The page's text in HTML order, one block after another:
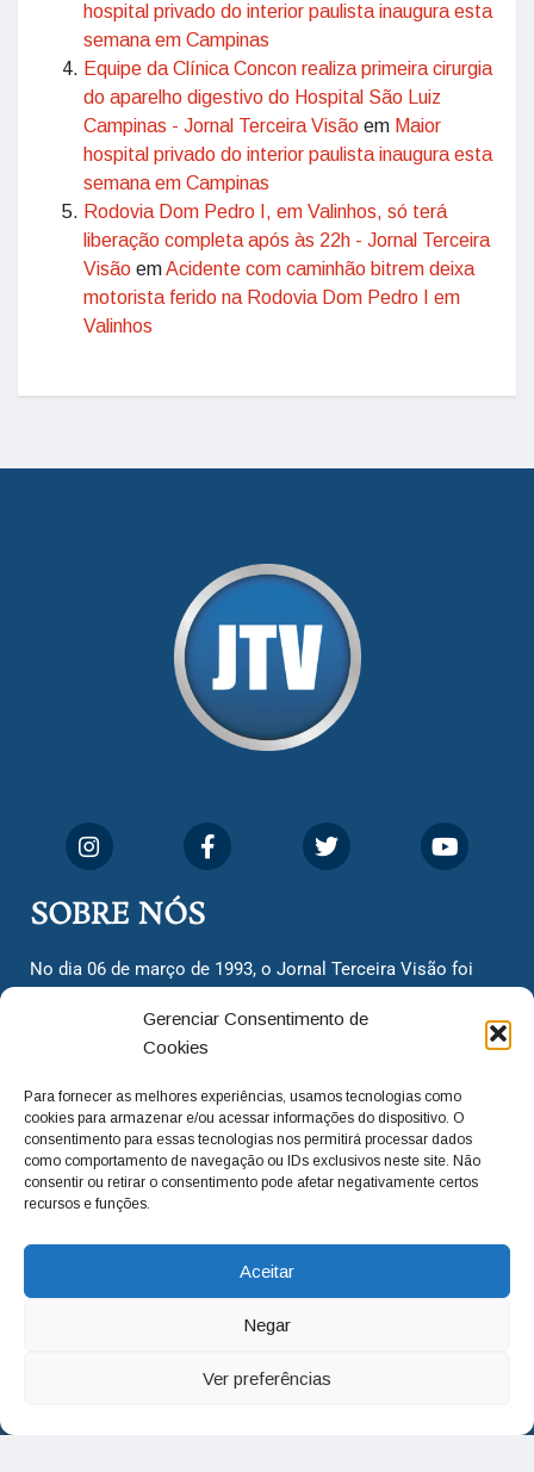
Gerenciar Consentimento de
Cookies
Para fornecer as melhores experiências, usamos tecnologias como
cookies para armazenar e/ou acessar informações do dispositivo. O
consentimento para essas tecnologias nos permitirá processar dados
como comportamento de navegação ou IDs exclusivos neste site. Não
consentir ou retirar o consentimento pode afetar negativamente certos
recursos e funções.
Aceitar
Negar
Ver preferências
hospital privado do interior paulista inaugura esta
semana em Campinas
Equipe da Clínica Concon realiza primeira cirurgia
do aparelho digestivo do Hospital São Luiz
Campinas - Jornal Terceira Visão em Maior
hospital privado do interior paulista inaugura esta
semana em Campinas
Rodovia Dom Pedro I, em Valinhos, só terá
liberação completa após às 22h - Jornal Terceira
Visão emAcidente com caminhão bitrem deixa
motorista ferido na Rodovia Dom Pedro I em
Valinhos
SOBRE NÓS
No dia 06 de março de 1993, o Jornal Terceira Visão foi
cidadãos valinhenses, já que naquela época só existiam
dois jornais. Há mais de 30 anos, o jornal continua
com o foco de trazer as melhores notícias. Nunca
deixamos de lado as necessidades do cidadão, sempre
questionando os órgãos públicos em busca de melhorias
para a cidade e sempre cobrando resoluções para casos
adm@jtv.com.br
(19) 3929-6225